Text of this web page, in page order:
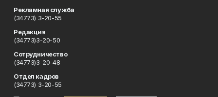
Рекламная служба
(34773) 3-20-55
Редакция
(34773)3-20-50
Сотрудничество
(34773)3-20-48
Отдел кадров
(34773) 3-20-55